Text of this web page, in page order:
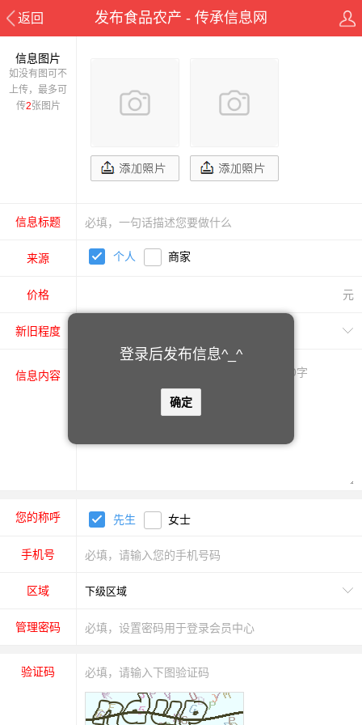
登录后发布信息^_^
确定
返回 发布食品农产 - 传承信息网
信息图片
如没有图可不
上传，最多可
传2张图片
信息标题
来源 个人 商家
价格 元
新旧程度
信息内容
您的称呼 先生 女士
手机号
区域
管理密码
验证码